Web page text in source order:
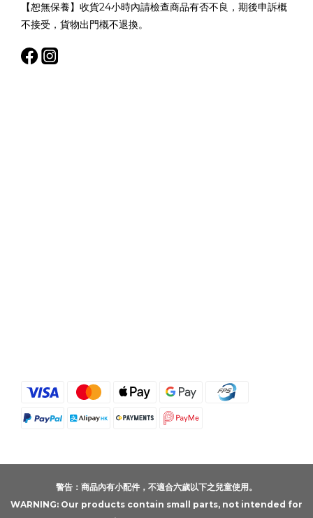
【恕無保養】收貨24小時內請檢查商品有否不良，期後申訴概
不接受，貨物出門概不退換。
警告：商品內有小配件，不適合六歲以下之兒童使用。
WARNING: Our products contain small parts, not intended for